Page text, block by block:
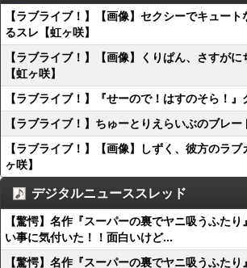
【ラブライブ！】【画像】セクシーでキュー
るスレ【虹ヶ咲】
【ラブライブ！】【画像】くりぱん、さすが
【虹ヶ咲】
【ラブライブ！】『せーので！はすのそら！』
【ラブライブ！】ちゅーとりえらいぶのブレ
【ラブライブ！】【画像】しずく、彼方のラ
ヶ咲】
デジタルニューススレッド
【驚愕】名作『スーパーの裏でヤニ吸うふた
い事に気付いた！！面白いけど...
【驚愕】名作『スーパーの裏でヤニ吸うふた